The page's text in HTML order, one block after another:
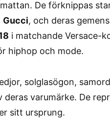
De förknippas
Gucci, och deras
i matchande Versace-
hiphop och mode.
solglasögon,
deras varumärke. De
sitt ursprung.